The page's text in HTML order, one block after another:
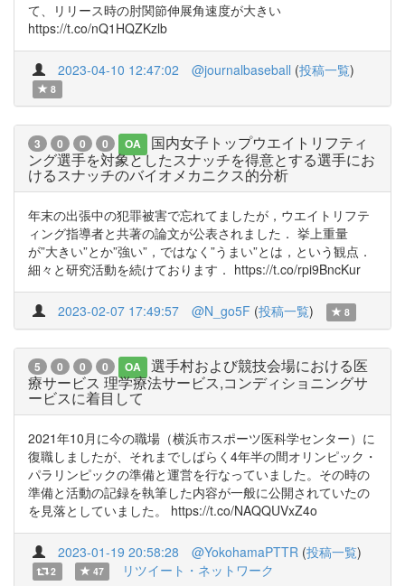
て、リリース時の肘関節伸展角速度が大きい
https://t.co/nQ1HQZKzlb
2023-04-10 12:47:02 @journalbaseball (投稿一覧)
8
3 0 0 0 OA
国内女子トップウエイトリフティ
ング選手を対象としたスナッチを得意とする選手にお
けるスナッチのバイオメカニクス的分析
年末の出張中の犯罪被害で忘れてましたが，ウエイトリフテ
ィング指導者と共著の論文が公表されました． 挙上重量
が”大きい”とか”強い”，ではなく”うまい”とは，という観点．
細々と研究活動を続けております． https://t.co/rpi9BncKur
2023-02-07 17:49:57 @N_go5F (投稿一覧) 8
5 0 0 0 OA
選手村および競技会場における医
療サービス 理学療法サービス,コンディショニングサ
ービスに着目して
2021年10月に今の職場（横浜市スポーツ医科学センター）に
復職しましたが、それまでしばらく4年半の間オリンピック・
パラリンピックの準備と運営を行なっていました。その時の
準備と活動の記録を執筆した内容が一般に公開されていたの
を見落としていました。 https://t.co/NAQQUVxZ4o
2023-01-19 20:58:28 @YokohamaPTTR (投稿一覧)
2 47 リツイート・ネットワーク